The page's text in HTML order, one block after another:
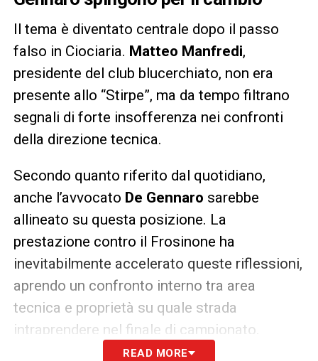
Il tema è diventato centrale dopo il passo
falso in Ciociaria. Matteo Manfredi,
presidente del club blucerchiato, non era
presente allo “Stirpe”, ma da tempo filtrano
segnali di forte insofferenza nei confronti
della direzione tecnica.
Secondo quanto riferito dal quotidiano,
anche l’avvocato De Gennaro sarebbe
allineato su questa posizione. La
prestazione contro il Frosinone ha
inevitabilmente accelerato queste riflessioni,
aprendo un confronto interno tra area
tecnica e proprietà su quale strada
intraprendere nel finale di campionato.
READ MORE